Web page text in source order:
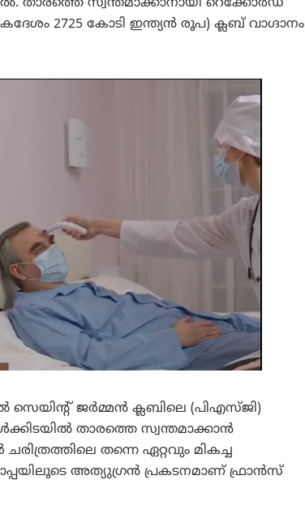
2725 കോടി ഇന്ത്യൻ രൂപ) ക്ലബ് വാഗ്ദാനം
ജർമ്മൻ ക്ലബിലെ (പിഎസ്ജി)
താരത്തെ സ്വന്തമാക്കാൻ
തന്നെ ഏറ്റവും മികച്ച
അത്യുഗ്രൻ പ്രകടനമാണ് ഫ്രാൻസ്